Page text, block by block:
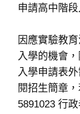
申請高中階
因應實驗教
入學的機會
入學申請表
閱招生簡章
5891023 行政